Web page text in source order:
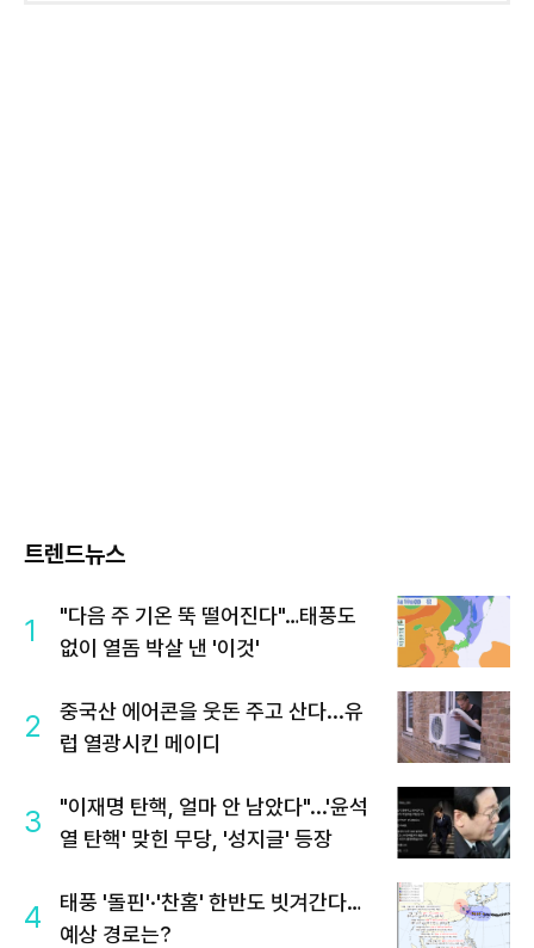
트렌드뉴스
1
"다음 주 기온 뚝 떨어진다"…태풍도
없이 열돔 박살 낸 '이것'
2
중국산 에어콘을 웃돈 주고 산다...유
럽 열광시킨 메이디
3
"이재명 탄핵, 얼마 안 남았다"...'윤석
열 탄핵' 맞힌 무당, '성지글' 등장
4
태풍 '돌핀'·'찬홈' 한반도 빗겨간다…
예상 경로는?